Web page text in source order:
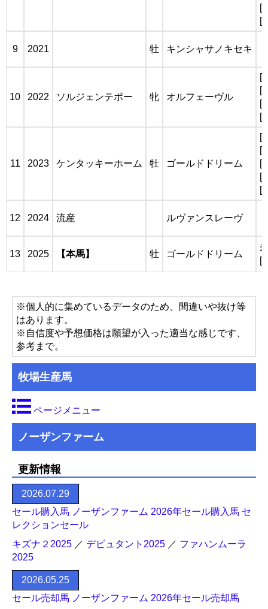
[
[
9 2021 牡 キンシャサノキセキ
10 2022 ソルジェンテポー 牝 オルフェーヴル
[
[
[
11 2023 ケンタッキーホーム 牡 ゴールドドリーム
[
[
[
[
12 2024 流産 ルヴァンスレーヴ
13 2025 【本馬】 牡 ゴールドドリーム
[
※個人的に集めているデータのため、間違いや抜け等
はあります。
※自信度や予想価格は願望が入った適当な感じです、
参考まで。
牧場生産馬
ページメニュー
ノーザンファーム
更新情報
2026.07.29
セール購入馬 ノーザンファーム 2026年セール購入馬 セ
レクションセール
キズナ２2025 ／ デビュタント2025 ／ ファハンムーラ
2025
2026.05.25
セール売却馬 ノーザンファーム 2026年セール売却馬